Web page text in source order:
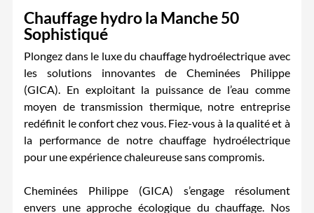
Chauffage hydro la Manche 50
Sophistiqué
Plongez dans le luxe du chauffage hydroélectrique avec
les solutions innovantes de Cheminées Philippe
(GICA). En exploitant la puissance de l’eau comme
moyen de transmission thermique, notre entreprise
redéfinit le confort chez vous. Fiez-vous à la qualité et à
la performance de notre chauffage hydroélectrique
pour une expérience chaleureuse sans compromis.
Cheminées Philippe (GICA) s’engage résolument
envers une approche écologique du chauffage. Nos